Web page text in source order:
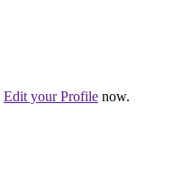
Edit your Profile now.